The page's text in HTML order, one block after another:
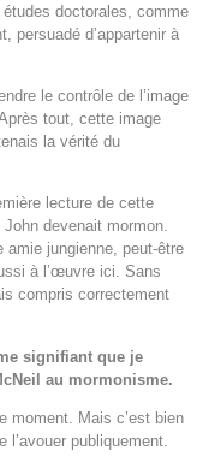
doctorales, comme
persuadé d’appartenir à
le contrôle de l’image
tout, cette image
la vérité du
lecture de cette
devenait mormon.
amie jungienne, peut-être
à l’œuvre ici. Sans
compris correctement
signifiant que je
au mormonisme.
moment. Mais c’est bien
publiquement.